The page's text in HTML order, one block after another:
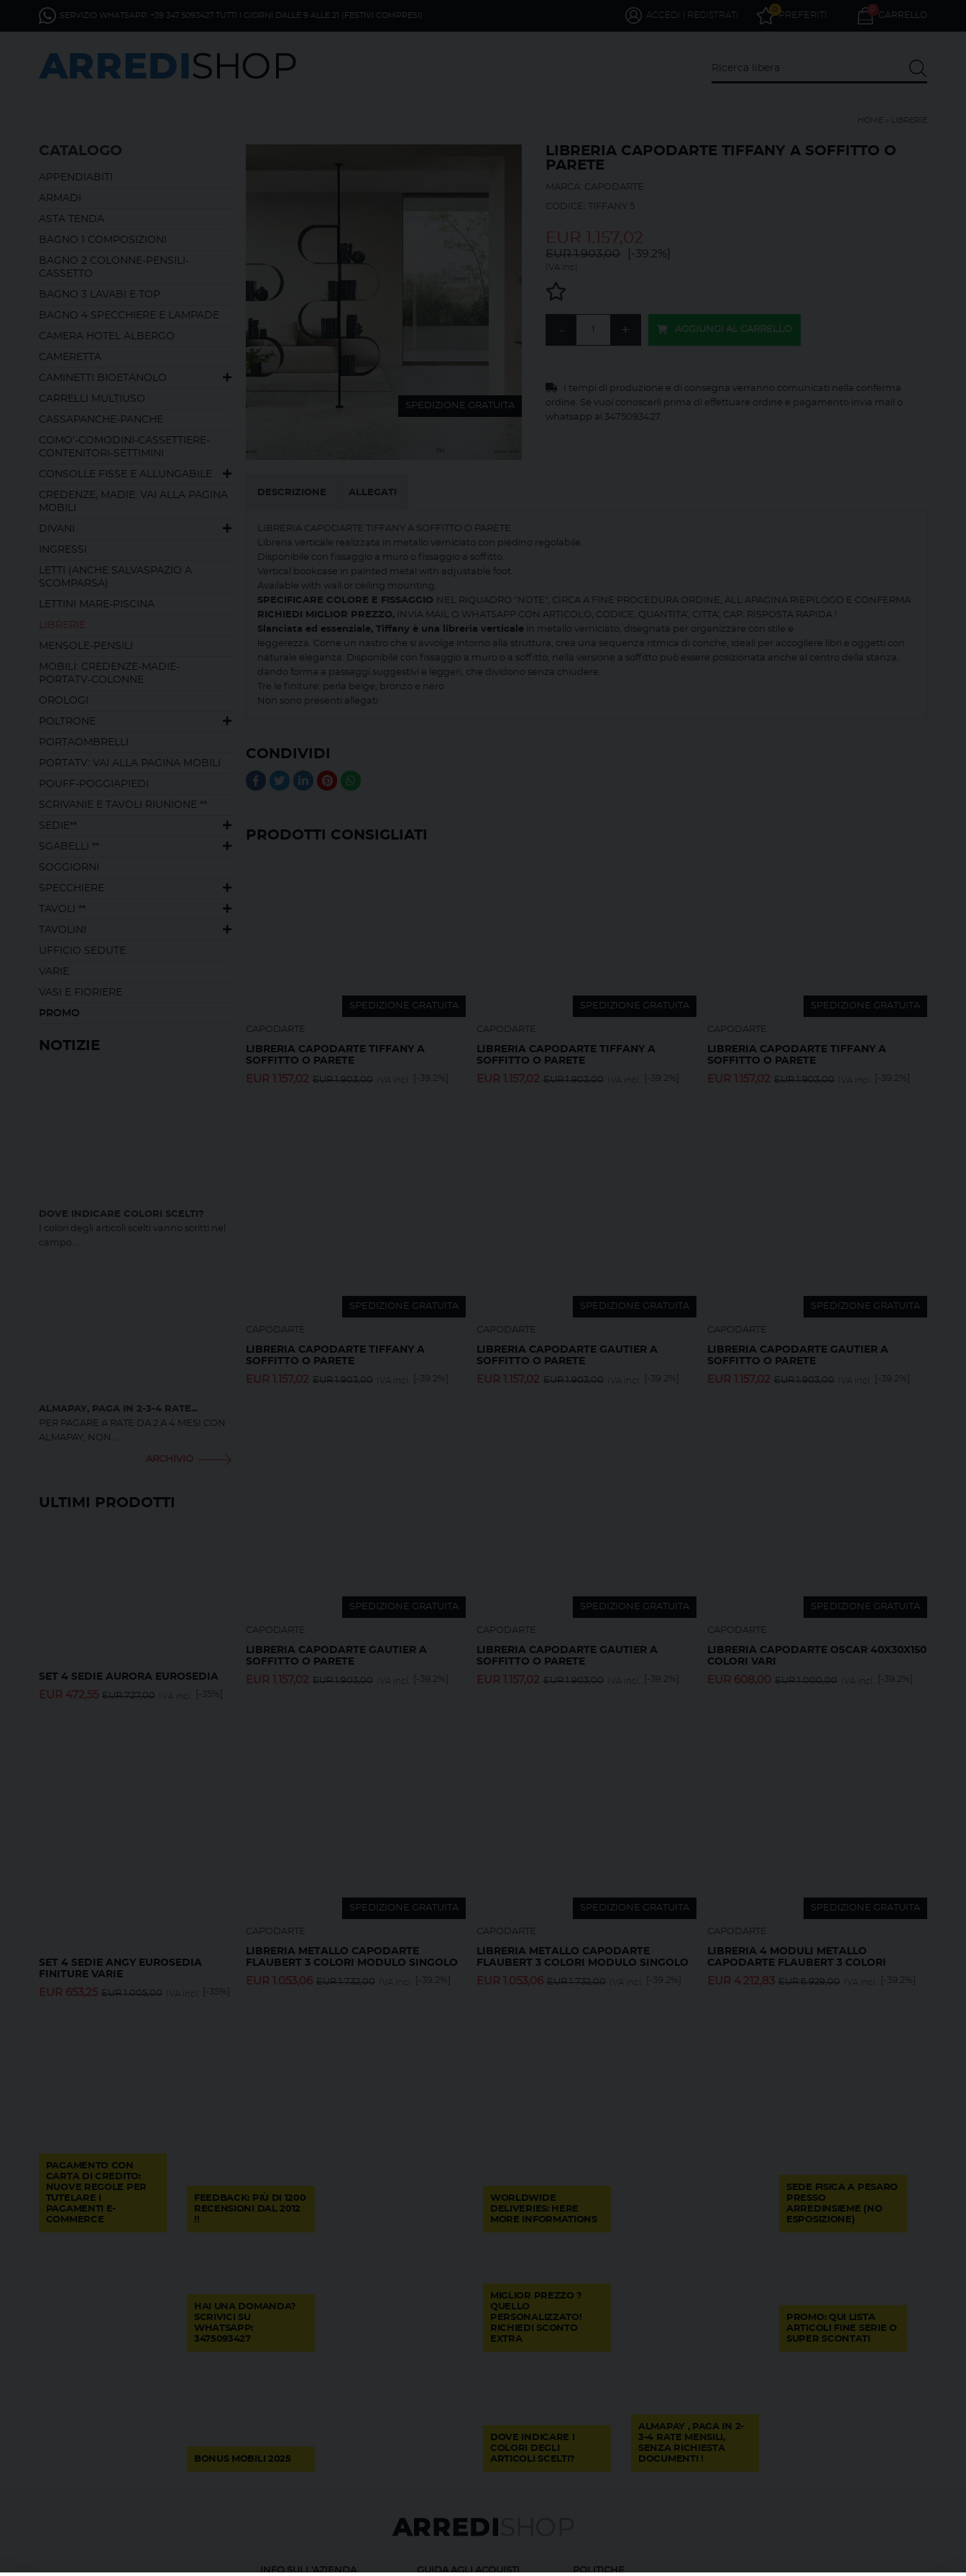
SERVIZIO WHATSAPP: +39 347 5093427 TUTTI I GIORNI DALLE 9 ALLE 21 (FESTIVI COMPRESI)
0
CARRELLO
PREFERITI
0
ACCEDI | REGISTRATI
HOME LIBRERIE
CATALOGO
APPENDIABITI
ARMADI
ASTA TENDA
BAGNO 1 COMPOSIZIONI
BAGNO 2 COLONNE-PENSILI-
CASSETTO
BAGNO 3 LAVABI E TOP
BAGNO 4 SPECCHIERE E LAMPADE
CAMERA HOTEL ALBERGO
CAMERETTA
CAMINETTI BIOETANOLO
CARRELLI MULTIUSO
CASSAPANCHE-PANCHE
COMO'-COMODINI-CASSETTIERE-
CONTENITORI-SETTIMINI
CONSOLLE FISSE E ALLUNGABILE
CREDENZE, MADIE: VAI ALLA PAGINA
MOBILI
DIVANI
INGRESSI
LETTI (ANCHE SALVASPAZIO A
SCOMPARSA)
LETTINI MARE-PISCINA
LIBRERIE
MENSOLE-PENSILI
MOBILI: CREDENZE-MADIE-
PORTATV-COLONNE
OROLOGI
POLTRONE
PORTAOMBRELLI
PORTATV: VAI ALLA PAGINA MOBILI
POUFF-POGGIAPIEDI
SCRIVANIE E TAVOLI RIUNIONE **
SEDIE**
SGABELLI **
SOGGIORNI
SPECCHIERE
TAVOLI **
TAVOLINI
UFFICIO SEDUTE
VARIE
VASI E FIORIERE
PROMO
NOTIZIE
DOVE INDICARE COLORI SCELTI?
I colori degli articoli scelti vanno scritti nel
campo...
ALMAPAY, PAGA IN 2-3-4 RATE...
PER PAGARE A RATE DA 2 A 4 MESI CON
ALMAPAY, NON...
ARCHIVIO
ULTIMI PRODOTTI
SET 4 SEDIE AURORA EUROSEDIA
EUR 472,55 EUR727,00 IVA incl. [-35%]
SET 4 SEDIE ANGY EUROSEDIA
FINITURE VARIE
EUR 653,25 EUR1.005,00 IVA incl. [-35%]
SPEDIZIONE GRATUITA
LIBRERIA CAPODARTE TIFFANY A SOFFITTO O
PARETE
MARCA: CAPODARTE
CODICE: TIFFANY 5
EUR 1.157,02
EUR 1.903,00 [-39.2%]
IVA incl.
- + AGGIUNGI AL CARRELLO
I tempi di produzione e di consegna verranno comunicati nella conferma
ordine. Se vuoi conoscerli prima di effettuare ordine e pagamento invia mail o
whatsapp al 3475093427.
DESCRIZIONE ALLEGATI
LIBRERIA CAPODARTE TIFFANY A SOFFITTO O PARETE
Libreria verticale realizzata in metallo verniciato con piedino regolabile.
Disponibile con fissaggio a muro o fissaggio a soffitto.
Vertical bookcase in painted metal with adjustable foot.
Available with wall or ceiling mounting.
SPECIFICARE COLORE E FISSAGGIO
NEL RIQUADRO "NOTE", CIRCA A FINE PROCEDURA ORDINE, ALL APAGINA RIEPILOGO E CONFERMA
RICHIEDI MIGLIOR PREZZO,INVIA MAIL O WHATSAPP CON ARTICOLO, CODICE, QUANTITA', CITTA', CAP. RISPOSTA RAPIDA !
Slanciata ed essenziale, Tiffany è una libreria verticalein metallo verniciato, disegnata per organizzare con stile e
leggerezza. Come un nastro che si avvolge intorno alla struttura, crea una sequenza ritmica di conche, ideali per accogliere libri e oggetti con
naturale eleganza. Disponibile con fissaggio a muro o a soffitto, nella versione a soffitto può essere posizionata anche al centro della stanza,
dando forma a passaggi suggestivi e leggeri, che dividono senza chiudere.
Tre le finiture: perla beige, bronzo e nero
Non sono presenti allegati
CONDIVIDI
PRODOTTI CONSIGLIATI
SPEDIZIONE GRATUITA
CAPODARTE
LIBRERIA CAPODARTE TIFFANY A
SOFFITTO O PARETE
EUR 1.157,02 EUR1.903,00 IVA incl. [-39.2%]
SPEDIZIONE GRATUITA
CAPODARTE
LIBRERIA CAPODARTE TIFFANY A
SOFFITTO O PARETE
EUR 1.157,02 EUR1.903,00 IVA incl. [-39.2%]
SPEDIZIONE GRATUITA
CAPODARTE
LIBRERIA CAPODARTE TIFFANY A
SOFFITTO O PARETE
EUR 1.157,02 EUR1.903,00 IVA incl. [-39.2%]
SPEDIZIONE GRATUITA
CAPODARTE
LIBRERIA CAPODARTE TIFFANY A
SOFFITTO O PARETE
EUR 1.157,02 EUR1.903,00 IVA incl. [-39.2%]
SPEDIZIONE GRATUITA
CAPODARTE
LIBRERIA CAPODARTE GAUTIER A
SOFFITTO O PARETE
EUR 1.157,02 EUR1.903,00 IVA incl. [-39.2%]
SPEDIZIONE GRATUITA
CAPODARTE
LIBRERIA CAPODARTE GAUTIER A
SOFFITTO O PARETE
EUR 1.157,02 EUR1.903,00 IVA incl. [-39.2%]
SPEDIZIONE GRATUITA
CAPODARTE
LIBRERIA CAPODARTE GAUTIER A
SOFFITTO O PARETE
EUR 1.157,02 EUR1.903,00 IVA incl. [-39.2%]
SPEDIZIONE GRATUITA
CAPODARTE
LIBRERIA CAPODARTE GAUTIER A
SOFFITTO O PARETE
EUR 1.157,02 EUR1.903,00 IVA incl. [-39.2%]
SPEDIZIONE GRATUITA
CAPODARTE
LIBRERIA CAPODARTE OSCAR 40X30X150
COLORI VARI
EUR 608,00 EUR1.000,00 IVA incl. [-39.2%]
SPEDIZIONE GRATUITA
CAPODARTE
LIBRERIA METALLO CAPODARTE
FLAUBERT 3 COLORI MODULO SINGOLO
EUR 1.053,06 EUR1.732,00 IVA incl. [-39.2%]
SPEDIZIONE GRATUITA
CAPODARTE
LIBRERIA METALLO CAPODARTE
FLAUBERT 3 COLORI MODULO SINGOLO
EUR 1.053,06 EUR1.732,00 IVA incl. [-39.2%]
SPEDIZIONE GRATUITA
CAPODARTE
LIBRERIA 4 MODULI METALLO
CAPODARTE FLAUBERT 3 COLORI
EUR 4.212,83 EUR6.929,00 IVA incl. [-39.2%]
PAGAMENTO CON
CARTA DI CREDITO:
NUOVE REGOLE PER
TUTELARE I
PAGAMENTI E-
COMMERCE
FEEDBACK: PIÙ DI 1200
RECENSIONI DAL 2012
!!
WORLDWIDE
DELIVERIES: HERE
MORE INFORMATIONS
SEDE FISICA A PESARO
PRESSO
ARREDINSIEME (NO
ESPOSIZIONE)
HAI UNA DOMANDA?
SCRIVICI SU
WHATSAPP:
3475093427
MIGLIOR PREZZO ?
QUELLO
PERSONALIZZATO!
RICHIEDI SCONTO
EXTRA
PROMO: QUI LISTA
ARTICOLI FINE SERIE O
SUPER SCONTATI
BONUS MOBILI 2025
DOVE INDICARE I
COLORI DEGLI
ARTICOLI SCELTI?
ALMAPAY , PAGA IN 2-
3-4 RATE MENSILI,
SENZA RICHIESTA
DOCUMENTI !
INFO SULL'AZIENDA GUIDA AGLI ACQUISTI POLITICHE